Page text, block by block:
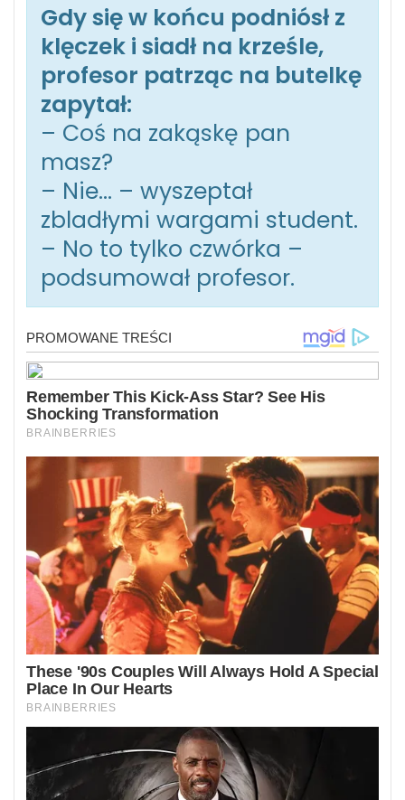
Gdy się w końcu podniósł z
klęczek i siadł na krześle,
profesor patrząc na butelkę
zapytał:
– Coś na zakąskę pan
masz?
– Nie… – wyszeptał
zbladłymi wargami student.
– No to tylko czwórka –
podsumował profesor.